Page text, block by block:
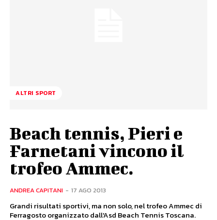
ALTRI SPORT
Beach tennis, Pieri e
Farnetani vincono il
trofeo Ammec.
ANDREA CAPITANI - 17 AGO 2013
Grandi risultati sportivi, ma non solo, nel trofeo Ammec di
Ferragosto organizzato dall'Asd Beach Tennis Toscana.